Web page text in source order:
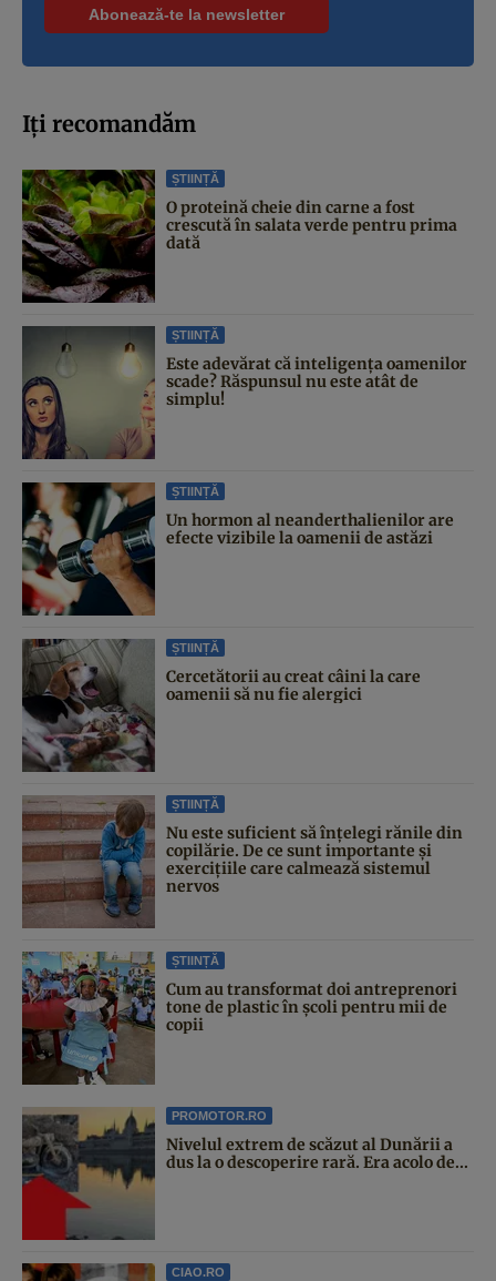
Iți recomandăm
ȘTIINȚĂ
O proteină cheie din carne a fost
crescută în salata verde pentru prima
dată
ȘTIINȚĂ
Este adevărat că inteligența oamenilor
scade? Răspunsul nu este atât de
simplu!
ȘTIINȚĂ
Un hormon al neanderthalienilor are
efecte vizibile la oamenii de astăzi
ȘTIINȚĂ
Cercetătorii au creat câini la care
oamenii să nu fie alergici
ȘTIINȚĂ
Nu este suficient să înțelegi rănile din
copilărie. De ce sunt importante și
exercițiile care calmează sistemul
nervos
ȘTIINȚĂ
Cum au transformat doi antreprenori
tone de plastic în școli pentru mii de
copii
PROMOTOR.RO
Nivelul extrem de scăzut al Dunării a
dus la o descoperire rară. Era acolo de...
CIAO.RO